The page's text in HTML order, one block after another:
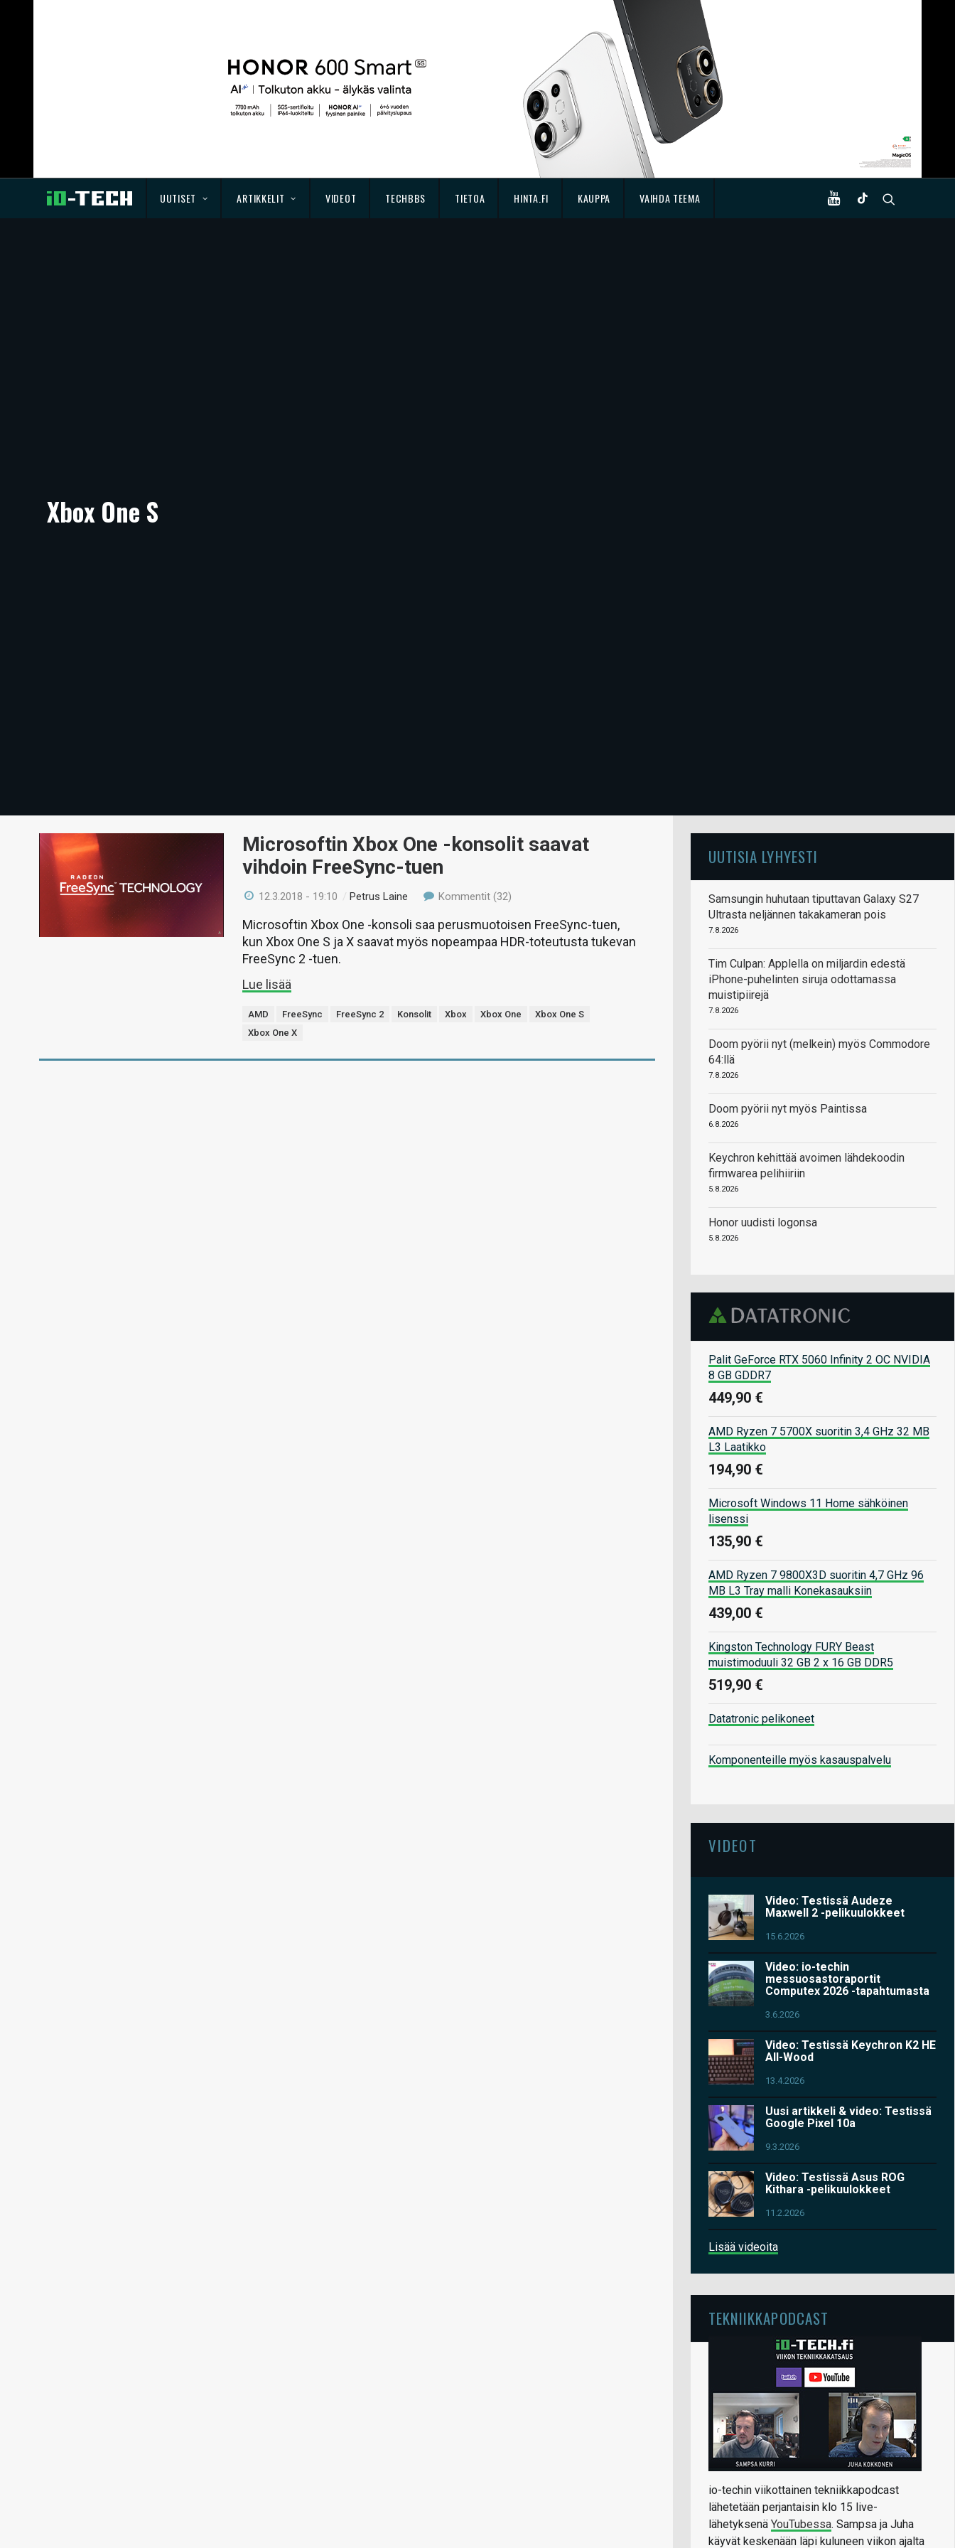
UUTISET ARTIKKELIT VIDEOT TECHBBS TIETOA HINTA.FI KAUPPA VAIHDA TEEMA
Xbox One S
Microsoftin Xbox One -konsolit saavat
vihdoin FreeSync-tuen
12.3.2018 - 19:10 /Petrus Laine Kommentit (32)
Microsoftin Xbox One -konsoli saa perusmuotoisen FreeSync-tuen,
kun Xbox One S ja X saavat myös nopeampaa HDR-toteutusta tukevan
FreeSync 2 -tuen.
Lue lisää
AMD FreeSync FreeSync 2 Konsolit Xbox Xbox One
Xbox One S
Xbox One X
UUTISIA LYHYESTI
Samsungin huhutaan tiputtavan Galaxy S27
Ultrasta neljännen takakameran pois
7.8.2026
Tim Culpan: Applella on miljardin edestä
iPhone-puhelinten siruja odottamassa
muistipiirejä
7.8.2026
Doom pyörii nyt (melkein) myös Commodore
64:llä
7.8.2026
Doom pyörii nyt myös Paintissa
6.8.2026
Keychron kehittää avoimen lähdekoodin
firmwarea pelihiiriin
5.8.2026
Honor uudisti logonsa
5.8.2026
Palit GeForce RTX 5060 Infinity 2 OC NVIDIA
8 GB GDDR7
449,90 €
AMD Ryzen 7 5700X suoritin 3,4 GHz 32 MB
L3 Laatikko
194,90 €
Microsoft Windows 11 Home sähköinen
lisenssi
135,90 €
AMD Ryzen 7 9800X3D suoritin 4,7 GHz 96
MB L3 Tray malli Konekasauksiin
439,00 €
Kingston Technology FURY Beast
muistimoduuli 32 GB 2 x 16 GB DDR5
519,90 €
Datatronic pelikoneet
Komponenteille myös kasauspalvelu
VIDEOT
Video: Testissä Audeze
Maxwell 2 -pelikuulokkeet
15.6.2026
Video: io-techin
messuosastoraportit
Computex 2026 -tapahtumasta
3.6.2026
Video: Testissä Keychron K2 HE
All-Wood
13.4.2026
Uusi artikkeli & video: Testissä
Google Pixel 10a
9.3.2026
Video: Testissä Asus ROG
Kithara -pelikuulokkeet
11.2.2026
Lisää videoita
TEKNIIKKAPODCAST
io-techin viikottainen tekniikkapodcast
lähetetään perjantaisin klo 15 live-
lähetyksenä YouTubessa. Sampsa ja Juha
käyvät keskenään läpi kuluneen viikon ajalta